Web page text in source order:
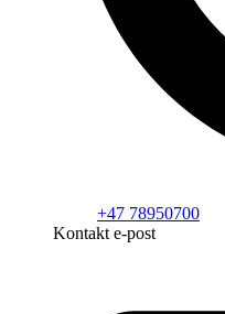
+47 78950700
Kontakt e-post